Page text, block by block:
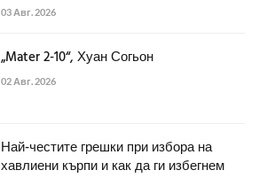
03 Авг. 2026
„Mater 2-10“, Хуан Согьон
02 Авг. 2026
Най-честите грешки при избора на
хавлиени кърпи и как да ги избегнем